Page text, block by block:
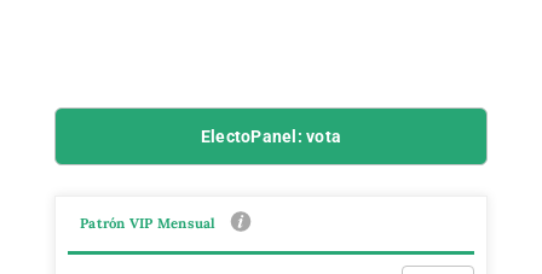
ElectoPanel: vota
Patrón VIP Mensual